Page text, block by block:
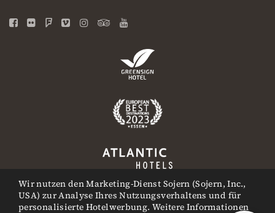
Wir nutzen den Marketing-Dienst Sojern (Sojern, Inc.,
USA) zur Analyse Ihres Nutzungsverhaltens und für
personalisierte Hotelwerbung. Weitere Informationen